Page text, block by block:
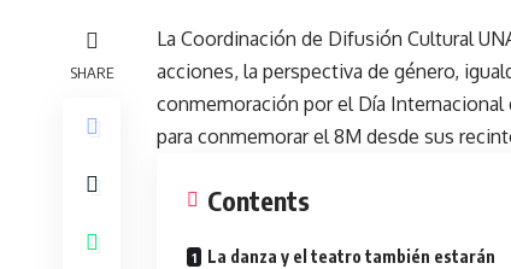
SHARE
La Coordinación de Difusión Cultural
acciones, la perspectiva de género,
conmemoración por el Día Internacional
para conmemorar el 8M desde sus
Contents
La danza y el teatro también estarán